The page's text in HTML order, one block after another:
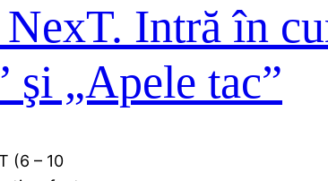
Intră în
şi „Apele tac”
(6 – 10